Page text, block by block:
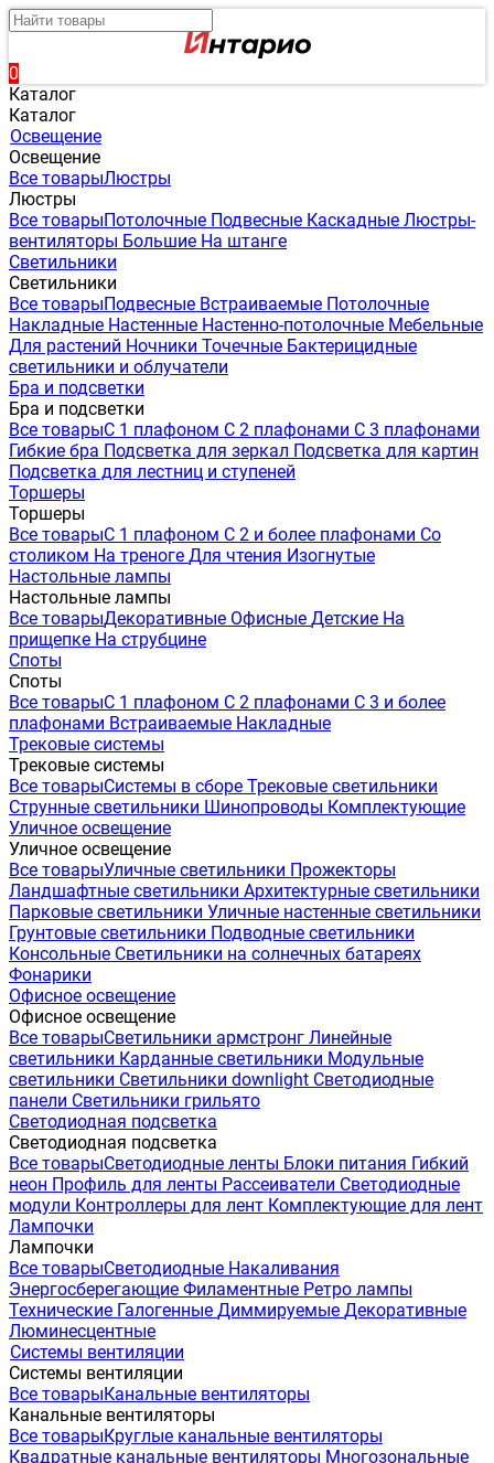
0
Каталог
Каталог
Освещение
Освещение
Все товарыЛюстры
Люстры
Все товарыПотолочные Подвесные Каскадные Люстры-
вентиляторы Большие На штанге
Светильники
Светильники
Все товарыПодвесные Встраиваемые Потолочные
Накладные Настенные Настенно-потолочные Мебельные
Для растений Ночники Точечные Бактерицидные
светильники и облучатели
Бра и подсветки
Бра и подсветки
Все товарыС 1 плафоном С 2 плафонами С 3 плафонами
Гибкие бра Подсветка для зеркал Подсветка для картин
Подсветка для лестниц и ступеней
Торшеры
Торшеры
Все товарыС 1 плафоном С 2 и более плафонами Со
столиком На треноге Для чтения Изогнутые
Настольные лампы
Настольные лампы
Все товарыДекоративные Офисные Детские На
прищепке На струбцине
Споты
Споты
Все товарыС 1 плафоном С 2 плафонами С 3 и более
плафонами Встраиваемые Накладные
Трековые системы
Трековые системы
Все товарыСистемы в сборе Трековые светильники
Струнные светильники Шинопроводы Комплектующие
Уличное освещение
Уличное освещение
Все товарыУличные светильники Прожекторы
Ландшафтные светильники Архитектурные светильники
Парковые светильники Уличные настенные светильники
Грунтовые светильники Подводные светильники
Консольные Светильники на солнечных батареях
Фонарики
Офисное освещение
Офисное освещение
Все товарыСветильники армстронг Линейные
светильники Карданные светильники Модульные
светильники Светильники downlight Светодиодные
панели Светильники грильято
Светодиодная подсветка
Светодиодная подсветка
Все товарыСветодиодные ленты Блоки питания Гибкий
неон Профиль для ленты Рассеиватели Светодиодные
модули Контроллеры для лент Комплектующие для лент
Лампочки
Лампочки
Все товарыСветодиодные Накаливания
Энергосберегающие Филаментные Ретро лампы
Технические Галогенные Диммируемые Декоративные
Люминесцентные
Системы вентиляции
Системы вентиляции
Все товарыКанальные вентиляторы
Канальные вентиляторы
Все товарыКруглые канальные вентиляторы
Квадратные канальные вентиляторы Многозональные